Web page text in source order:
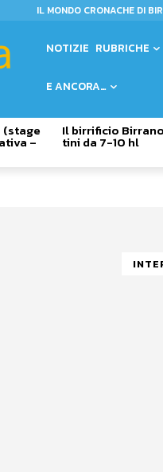
IL MONDO CRONACHE DI
NOTIZIE RUBRICHE
E ANCORA…
–
Il birrificio
tini da 7-10 hl